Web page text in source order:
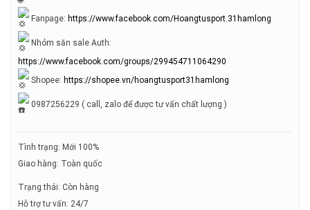
Fanpage: https://www.facebook.com/Hoangtusport.31hamlong
Nhóm săn sale Auth:
https://www.facebook.com/groups/299454711064290
Shopee: https://shopee.vn/hoangtusport31hamlong
0987256229 ( call, zalo để được tư vấn chất lượng )
Tình trạng: Mới 100%
Giao hàng: Toàn quốc
Trạng thái: Còn hàng
Hỗ trợ tư vấn: 24/7